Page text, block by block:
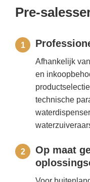
Pre-
1
Afhankelijk
en
technische
2
Op maat